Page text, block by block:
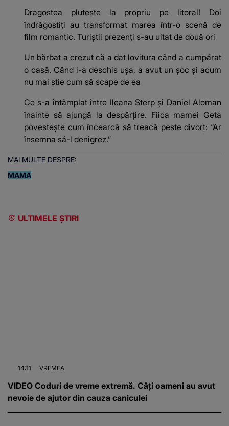
Dragostea plutește la propriu pe litoral! Doi
îndrăgostiți au transformat marea într-o scenă de
film romantic. Turiștii prezenți s-au uitat de două ori
Un bărbat a crezut că a dat lovitura când a cumpărat
o casă. Când i-a deschis ușa, a avut un șoc și acum
nu mai știe cum să scape de ea
Ce s-a întâmplat între Ileana Sterp și Daniel Aloman
înainte să ajungă la despărțire. Fiica mamei Geta
povestește cum încearcă să treacă peste divorț: “Ar
însemna să-l denigrez.”
MAI MULTE DESPRE:
MAMA
ULTIMELE ȘTIRI
14:11 VREMEA
VIDEO Coduri de vreme extremă. Câți oameni au avut
nevoie de ajutor din cauza caniculei